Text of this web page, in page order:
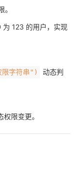
为 123 的用户，实现
字符串")
动态判
限变更。